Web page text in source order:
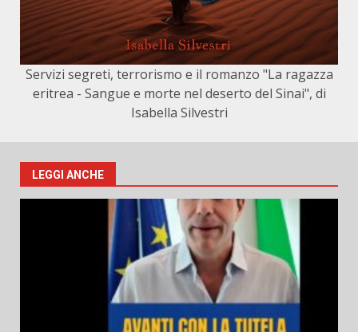
Servizi segreti, terrorismo e il romanzo "La ragazza
eritrea - Sangue e morte nel deserto del Sinai", di
Isabella Silvestri
LEGGI ANCHE